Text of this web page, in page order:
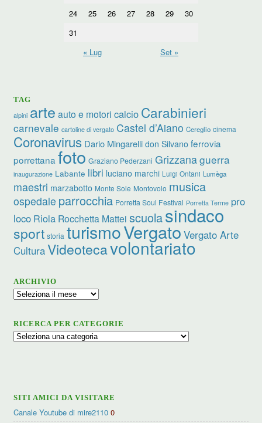
24
25 26 27 28 29
30
31
« Lug
Set »
TAG
alpini arte auto e motori calcio Carabinieri
carnevale cartoline di vergato Castel d’Aiano Cereglio cinema
Coronavirus Dario Mingarelli don Silvano ferrovia
porrettana foto Graziano Pederzani Grizzanaguerra
inaugurazione Labante libri luciano marchi Luigi Ontani Lumèga
maestri marzabotto Monte Sole Montovolo musica
ospedale parrocchia Porretta Soul Festival Porretta Terme pro
loco Riola Rocchetta Mattei scuolasindaco
sport storia turismoVergato Vergato Arte
CulturaVideotecavolontariato
ARCHIVIO
Archivio
RICERCA PER CATEGORIE
Ricerca
SITI AMICI DA VISITARE
Canale Youtube di mire2110 0